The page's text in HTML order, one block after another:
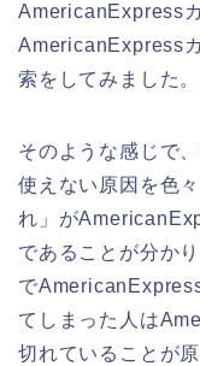
AmericanExpress
AmericanExpress
索をしてみました。
そのような感じで
使えない原因を色
れ」が
であることが分か
で
てしまった人は
切れていることが